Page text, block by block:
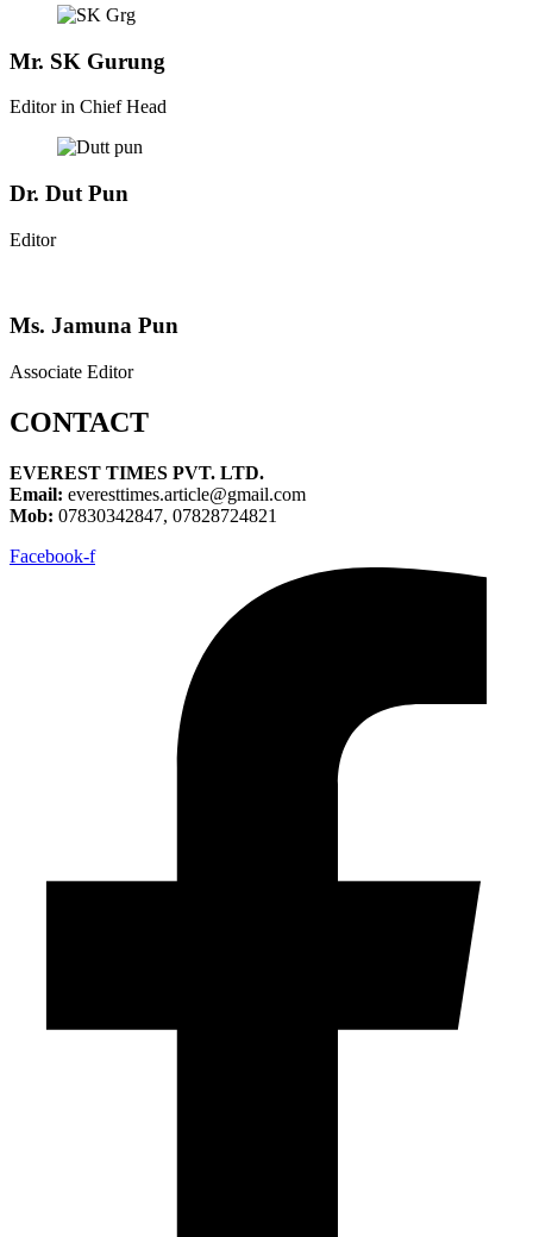
Mr. SK Gurung
Editor in Chief Head
Dr. Dut Pun
Editor
Ms. Jamuna Pun
Associate Editor
CONTACT
EVEREST TIMES PVT. LTD.
Email: everesttimes.article@gmail.com
Mob: 07830342847, 07828724821
Facebook-f